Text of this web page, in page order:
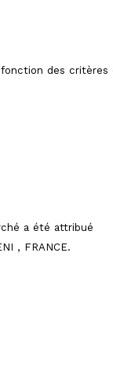
des
a été attribué
, FRANCE.